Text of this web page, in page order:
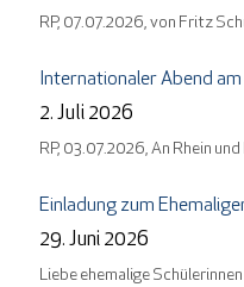
RP, 07.07.2026, von Fritz
Internationaler Abend
2. Juli 2026
RP, 03.07.2026, An Rhein
Einladung zum
29. Juni 2026
Liebe ehemalige